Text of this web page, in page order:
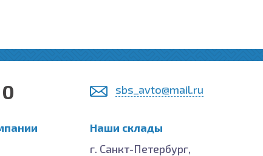
sbs_avto@mail.ru
Наши склады
г. Санкт-Петербург,